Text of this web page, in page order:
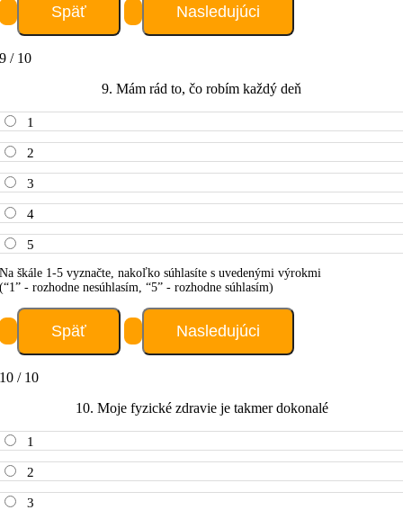
9 / 10
9. Mám rád to, čo robím každý deň
1
2
3
4
5
Na škále 1-5 vyznačte, nakoľko súhlasíte s uvedenými výrokmi
(“1” - rozhodne nesúhlasím, “5” - rozhodne súhlasím)
10 / 10
10. Moje fyzické zdravie je takmer dokonalé
1
2
3